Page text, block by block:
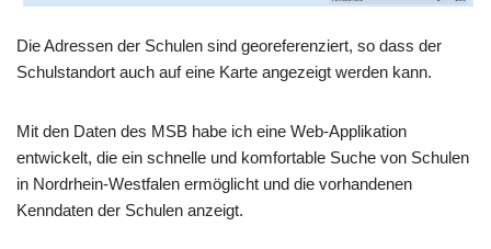
Die Adressen der Schulen sind georeferenziert, so dass der
Schulstandort auch auf eine Karte angezeigt werden kann.
Mit den Daten des MSB habe ich eine Web-Applikation
entwickelt, die ein schnelle und komfortable Suche von Schulen
in Nordrhein-Westfalen ermöglicht und die vorhandenen
Kenndaten der Schulen anzeigt.